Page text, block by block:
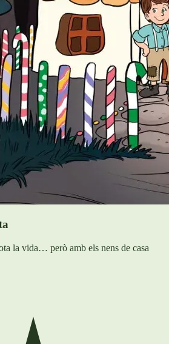
la vida… però amb els nens de casa